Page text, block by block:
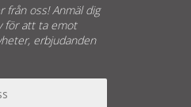
från oss! Anmäl dig
för att ta emot
erbjudanden